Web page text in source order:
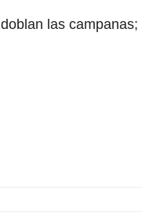
las campanas;